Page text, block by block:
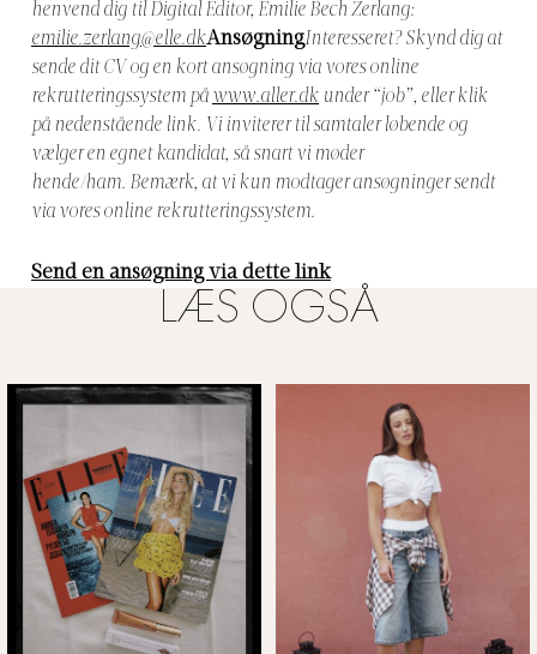
henvend dig til Digital Editor, Emilie Bech Zerlang:
emilie.zerlang@elle.dkAnsøgningInteresseret? Skynd dig at
sende dit CV og en kort ansøgning via vores online
rekrutteringssystem på www.aller.dk under “job”, eller klik
på nedenstående link. Vi inviterer til samtaler løbende og
vælger en egnet kandidat, så snart vi møder
hende/ham. Bemærk, at vi kun modtager ansøgninger sendt
via vores online rekrutteringssystem.
Send en ansøgning via dette link
LÆS OGSÅ